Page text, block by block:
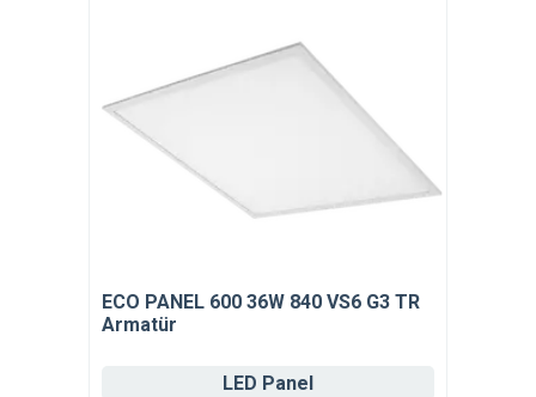
ECO PANEL 600 36W 840 VS6 G3 TR
Armatür
LED Panel